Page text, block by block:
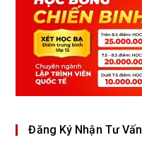
Đăng Ký Nhận Tư Vấn